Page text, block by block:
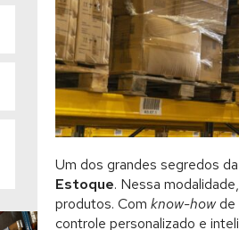
Um dos grandes segredos
Estoque. Nessa
produtos. Com know-howde
controle personalizado e